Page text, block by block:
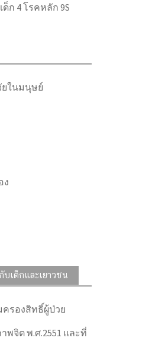
ก 4 โรคหลัก 9S
ยในมนุษย์
ง
บเด็กและเยาวชน
รองสิทธิ์ผู้ป่วย
จิต พ.ศ.2551 และที่